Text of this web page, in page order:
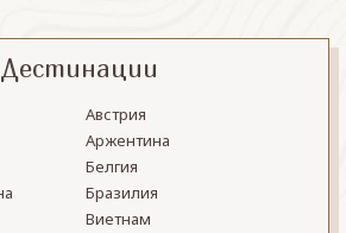
Дестинации
Австрия
Аржентина
Белгия
Бразилия
Виетнам